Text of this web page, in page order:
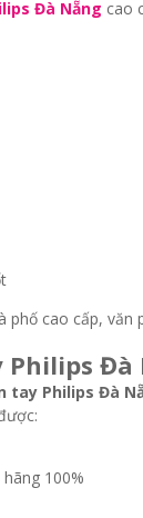
Đà Nẵng cao
phố cao cấp, văn
tay Philips Đà
100%